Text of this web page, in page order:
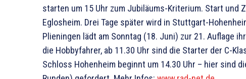
starten um 15 Uhr zum Jubiläums-Kriterium. Start und
Eglosheim. Drei Tage später wird in Stuttgart-
Plieningen lädt am Sonntag (18. Juni) zur 21. Auflage
die Hobbyfahrer, ab 11.30 Uhr sind die Starter der C-
Schloss Hohenheim beginnt um 14.30 Uhr – hier sind